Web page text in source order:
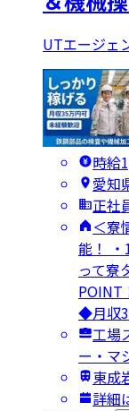
UTエージェ
時給
愛知
正社
＜寮
能！
って寮
POINT
◆月収
工場
ー・マ
東成
詳細